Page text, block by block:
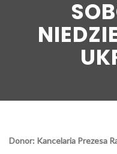
Donor: Kancelaria Prezesa